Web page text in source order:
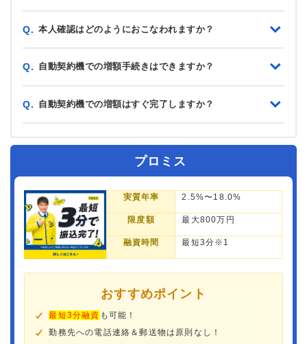
Q. 本人確認はどのようにおこなわれますか？
Q. 自動契約機での増額手続きはできますか？
Q. 自動契約機での増額はすぐ完了しますか？
プロミス
実質年率 2.5%〜18.0%
限度額 最大800万円
融資時間 最短3分※1
おすすめポイント
最短3分融資 も可能！
勤務先への電話連絡＆郵送物は原則なし！